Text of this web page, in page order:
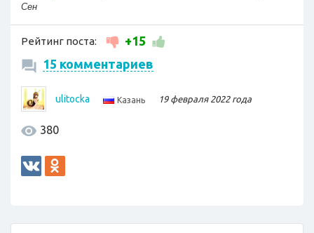
Сен
Рейтинг поста:
+15
15 комментариев
ulitocka Казань 19 февраля 2022 года
380